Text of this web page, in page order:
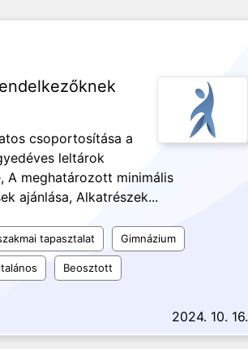
csoportosítása a
leltárok
A meghatározott minimális
ajánlása, Alkatrészek...
tapasztalat Gimnázium
Beosztott
2024. 10. 16.